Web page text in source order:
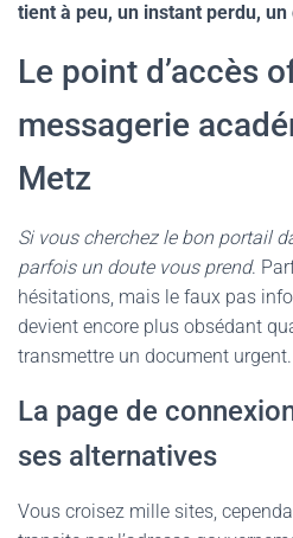
tient à peu, un instant perdu,
Le point d’accès
messagerie
Metz
Si vous cherchez le bon portail
parfois un doute vous prend.
hésitations, mais le faux pas
devient encore plus obsédant
transmettre un document urgent.
La page de
ses alternatives
Vous croisez mille sites,